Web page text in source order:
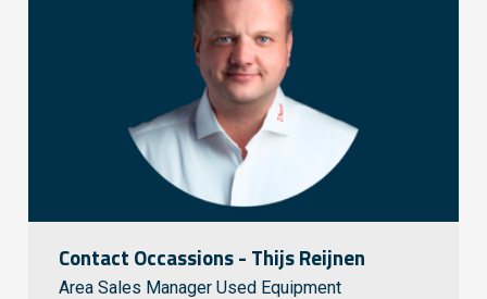
Contact Occassions - Thijs Reijnen
Area Sales Manager Used Equipment